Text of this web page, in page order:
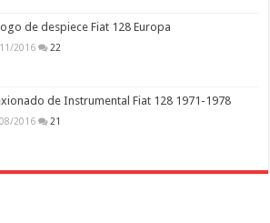
de despiece Fiat 128 Europa
2016 22
de Instrumental Fiat 128 1971-1978
2016 21